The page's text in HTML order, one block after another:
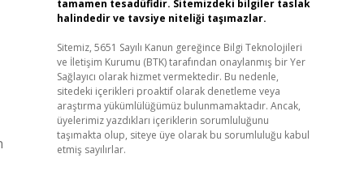
tamamen tesadüfidir. Sitemizdeki bilgiler taslak
halindedir ve tavsiye niteliği taşımazlar.
Sitemiz, 5651 Sayılı Kanun gereğince Bilgi Teknolojileri
ve İletişim Kurumu (BTK) tarafından onaylanmış bir Yer
Sağlayıcı olarak hizmet vermektedir. Bu nedenle,
sitedeki içerikleri proaktif olarak denetleme veya
araştırma yükümlülüğümüz bulunmamaktadır. Ancak,
üyelerimiz yazdıkları içeriklerin sorumluluğunu
taşımakta olup, siteye üye olarak bu sorumluluğu kabul
etmiş sayılırlar.